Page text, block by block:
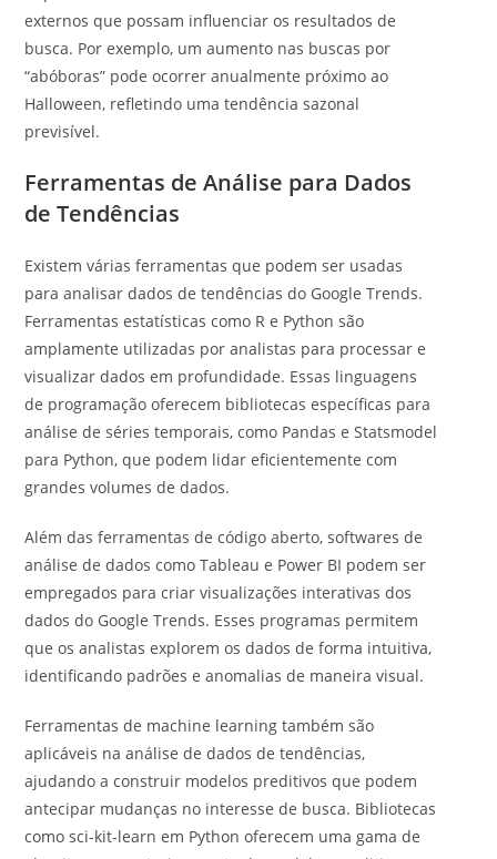
externos que possam influenciar os resultados de
busca. Por exemplo, um aumento nas buscas por
“abóboras” pode ocorrer anualmente próximo ao
Halloween, refletindo uma tendência sazonal
previsível.
Ferramentas de Análise para Dados
de Tendências
Existem várias ferramentas que podem ser usadas
para analisar dados de tendências do Google Trends.
Ferramentas estatísticas como R e Python são
amplamente utilizadas por analistas para processar e
visualizar dados em profundidade. Essas linguagens
de programação oferecem bibliotecas específicas para
análise de séries temporais, como Pandas e Statsmodel
para Python, que podem lidar eficientemente com
grandes volumes de dados.
Além das ferramentas de código aberto, softwares de
análise de dados como Tableau e Power BI podem ser
empregados para criar visualizações interativas dos
dados do Google Trends. Esses programas permitem
que os analistas explorem os dados de forma intuitiva,
identificando padrões e anomalias de maneira visual.
Ferramentas de machine learning também são
aplicáveis na análise de dados de tendências,
ajudando a construir modelos preditivos que podem
antecipar mudanças no interesse de busca. Bibliotecas
como sci-kit-learn em Python oferecem uma gama de